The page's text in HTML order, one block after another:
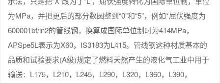
为MPa，并把更后的部分数圆整到“0”和“5”，例如*屈伏强度为
600001bf/in2的管线钢，换算成国际单位制时为414MPa，
APSpe5L表示为X60，IS3183为L415。管线钢这种材质基本的
品质和试验要求(A级)规定了燃料天然产生的液化气工业中用于
输送：L175，L210，L245，L290，L320，L360，L390，